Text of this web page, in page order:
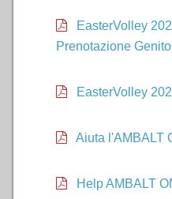
EasterVolley
Prenotazione
EasterVolley
Aiuta l'AMBALT
Help AMBALT